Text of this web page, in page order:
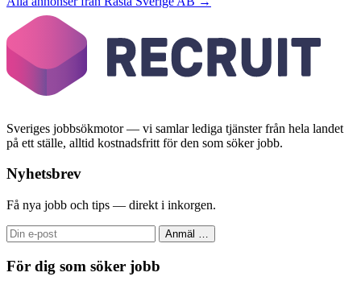
Sveriges jobbsökmotor — vi samlar lediga tjänster från hela landet
på ett ställe, alltid kostnadsfritt för den som söker jobb.
Nyhetsbrev
Få nya jobb och tips — direkt i inkorgen.
Anmäl …
För dig som söker jobb